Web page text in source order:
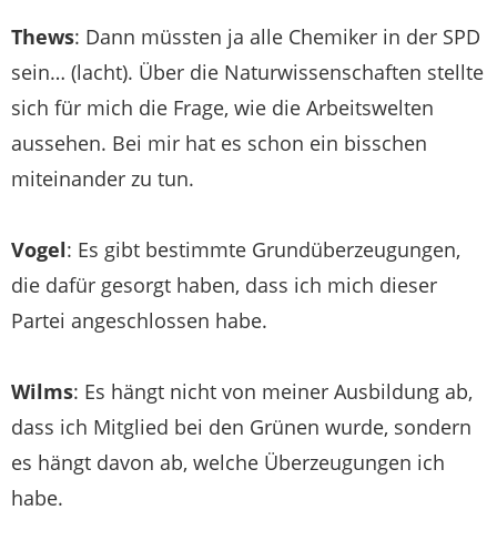
Thews: Dann müssten ja alle Chemiker in der SPD
sein… (lacht). Über die Naturwissenschaften stellte
sich für mich die Frage, wie die Arbeitswelten
aussehen. Bei mir hat es schon ein bisschen
miteinander zu tun.
Vogel: Es gibt bestimmte Grundüberzeugungen,
die dafür gesorgt haben, dass ich mich dieser
Partei angeschlossen habe.
Wilms: Es hängt nicht von meiner Ausbildung ab,
dass ich Mitglied bei den Grünen wurde, sondern
es hängt davon ab, welche Überzeugungen ich
habe.